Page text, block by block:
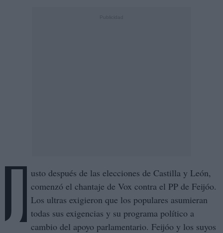
J usto después de las elecciones de Castilla y León,
comenzó el chantaje de Vox contra el PP de Feijóo.
Los ultras exigieron que los populares asumieran
todas sus exigencias y su programa político a
cambio del apoyo parlamentario. Feijóo y los suyos